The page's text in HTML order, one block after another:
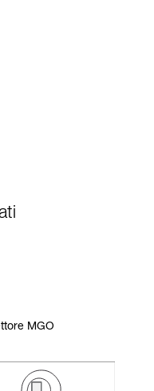
richiede una
specifico.
la vostra
da soli, in piena
autonomamente.
relative alla vostra
altre che non
MGO